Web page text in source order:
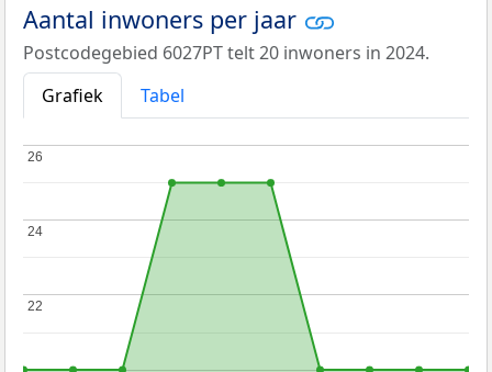
Aantal inwoners per jaar
Postcodegebied 6027PT telt 20 inwoners in 2024.
Grafiek
Tabel
22
22
24
24
26
26